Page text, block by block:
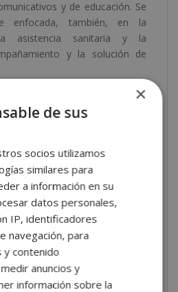
y de educación. Se
enfocada, también, en la
asistencia sanitaria y la
y la solución de
en este
Monitor de
+ Experto en
Comunicación
con
serás capaz dediseñar,
sesiones de equinoterapia
de distintos usuarios.
teóricos y prácticos de
×
de sus
socios utilizamos
similares para
a información en su
datos personales,
IP, identificadores
navegación, para
y contenido
anuncios y
información sobre la